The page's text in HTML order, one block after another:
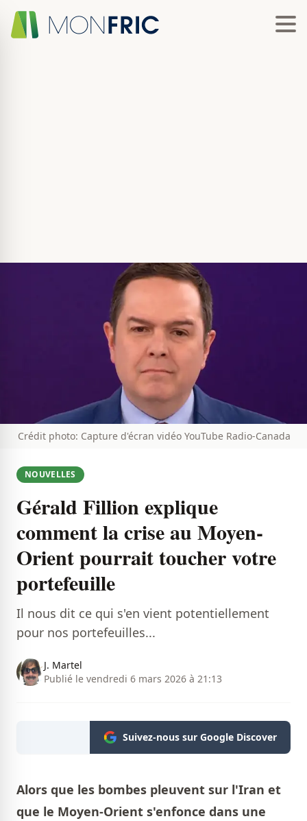
Crédit photo: Capture d'écran vidéo YouTube Radio-Canada
NOUVELLES
Gérald Fillion explique
comment la crise au Moyen-
Orient pourrait toucher votre
portefeuille
Il nous dit ce qui s'en vient potentiellement
pour nos portefeuilles...
J. Martel
Publié le vendredi 6 mars 2026 à 21:13
Suivez-nous sur Google Discover
Alors que les bombes pleuvent sur l'Iran et
que le Moyen-Orient s'enfonce dans une